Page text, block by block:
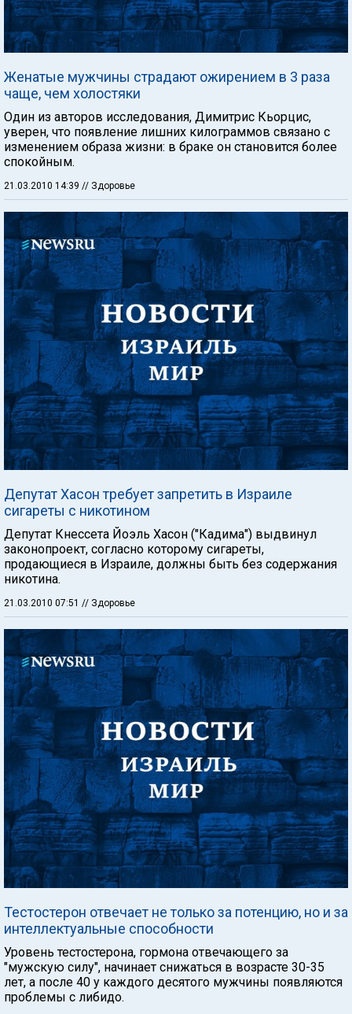
Женатые мужчины страдают ожирением в 3 раза
чаще, чем холостяки
Один из авторов исследования, Димитрис Кьорцис,
уверен, что появление лишних килограммов связано с
изменением образа жизни: в браке он становится более
спокойным.
21.03.2010 14:39 // Здоровье
Депутат Хасон требует запретить в Израиле
сигареты с никотином
Депутат Кнессета Йоэль Хасон ("Кадима") выдвинул
законопроект, согласно которому сигареты,
продающиеся в Израиле, должны быть без содержания
никотина.
21.03.2010 07:51 // Здоровье
Тестостерон отвечает не только за потенцию, но и за
интеллектуальные способности
Уровень тестостерона, гормона отвечающего за
"мужскую силу", начинает снижаться в возрасте 30-35
лет, а после 40 у каждого десятого мужчины появляются
проблемы с либидо.